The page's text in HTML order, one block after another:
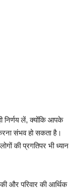
निर्णय लें, क्योंकि आपके
संभव हो सकता है।
की प्रगतिपर भी ध्यान
और परिवार की आर्थिक